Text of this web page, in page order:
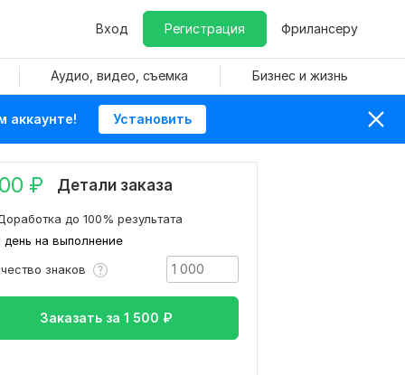
Вход Регистрация Фрилансеру
Аудио, видео, съемка Бизнес и жизнь
аккаунте! Установить
₽ Детали заказа
день на выполнение
до 100% результата
знаков
Заказать за 1 500 ₽